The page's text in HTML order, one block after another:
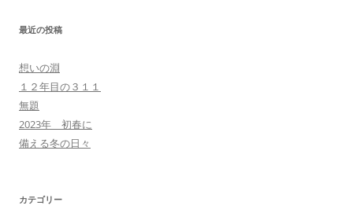
最近の投稿
想いの淵
１２年目の３１１
無題
2023年 初春に
備える冬の日々
カテゴリー